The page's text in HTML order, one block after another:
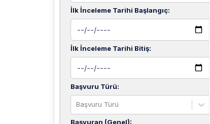
İlk İnceleme Tarihi Başlangıç:
İlk İnceleme Tarihi Bitiş:
Başvuru Türü:
Başvuru Türü
Başvuran (Genel):